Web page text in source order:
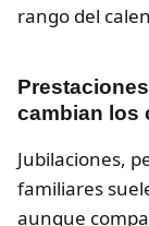
rango del
cambian los
Jubilaciones,
familiares
aunque